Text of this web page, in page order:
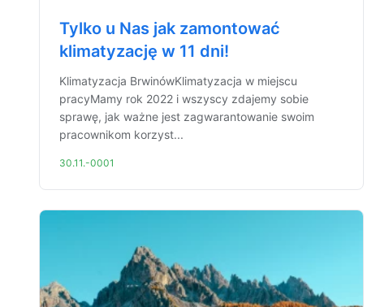
Tylko u Nas jak zamontować
klimatyzację w 11 dni!
Klimatyzacja BrwinówKlimatyzacja w miejscu
pracyMamy rok 2022 i wszyscy zdajemy sobie
sprawę, jak ważne jest zagwarantowanie swoim
pracownikom korzyst...
30.11.-0001